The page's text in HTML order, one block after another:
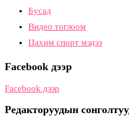
Бусад
Видео тоглоом
Цахим спорт мэдээ
Facebook дээр
Facebook дээр
Редакторуудын